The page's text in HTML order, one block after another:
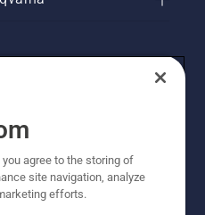
rechten voorbehouden. De
Alle
agree to the storing of
site navigation, analyze
efforts.